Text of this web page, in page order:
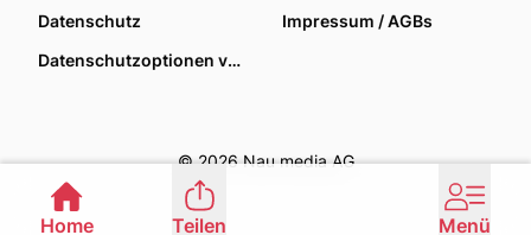
Datenschutz
Impressum / AGBs
Datenschutzoptionen verwalten
© 2026 Nau media AG
Home Teilen Menü